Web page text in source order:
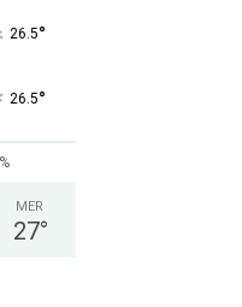
26.5°
26.5°
MER
27°